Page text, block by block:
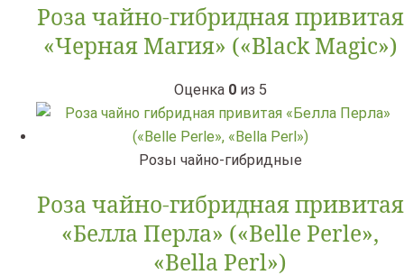
Роза чайно-гибридная привитая
«Черная Магия» («Black Magic»)
Оценка 0из 5
Розы чайно-гибридные
Роза чайно-гибридная привитая
«Белла Перла» («Belle Perle»,
«Bella Perl»)